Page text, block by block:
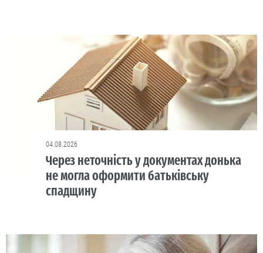
04.08.2026
Через неточність у документах донька
не могла оформити батьківську
спадщину